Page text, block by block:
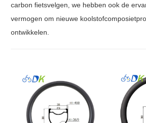
carbon fietsvelgen, we hebben ook de
vermogen om nieuwe
ontwikkelen.